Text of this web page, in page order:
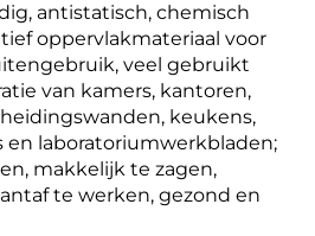
antistatisch, chemisch
oppervlakmateriaal voor
veel gebruikt
van kamers, kantoren,
keukens,
en laboratoriumwerkbladen;
makkelijk te zagen,
te werken, gezond en